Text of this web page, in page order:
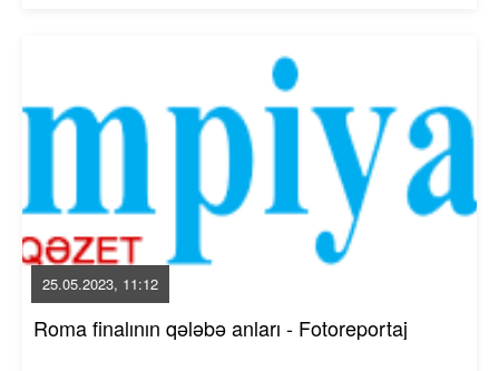
25.05.2023, 11:12
Roma finalının qələbə anları - Fotoreportaj